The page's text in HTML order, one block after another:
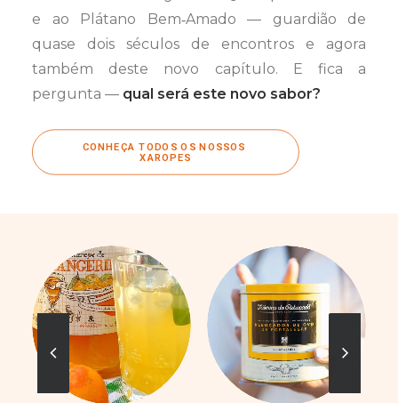
e ao Plátano Bem‑Amado — guardião de
quase dois séculos de encontros e agora
também deste novo capítulo. E fica a
pergunta — qual será este novo sabor?
CONHEÇA TODOS OS NOSSOS
XAROPES